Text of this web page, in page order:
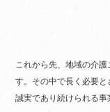
これから先、地域の介
す。その中で長く必要
誠実であり続けられる事